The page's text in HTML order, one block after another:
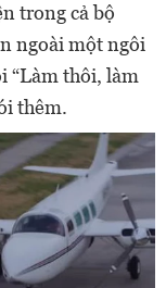
trong cả bộ
ngoài một ngôi
“Làm thôi, làm
thêm.